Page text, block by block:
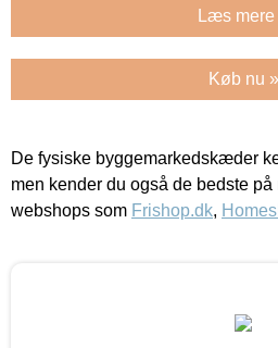
Læs mere
Køb nu »
De fysiske byggemarkedskæder
men kender du også de bedste på
webshops som Frishop.dk,